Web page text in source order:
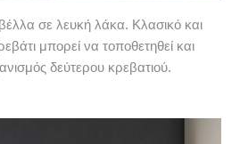
σε λευκή λάκα. Κλασικό και
μπορεί να τοποθετηθεί και
δεύτερου κρεβατιού.